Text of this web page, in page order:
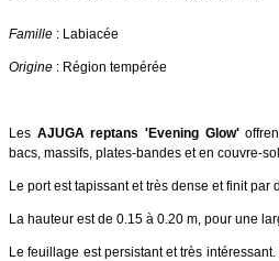
Famille : Labiacée
Origine : Région tempérée
Les AJUGA reptans 'Evening Glow'
bacs, massifs, plates-bandes et en couvre-
Le port est tapissant et très dense et finit par
La hauteur est de 0.15 à 0.20 m, pour une
Le feuillage est persistant et très